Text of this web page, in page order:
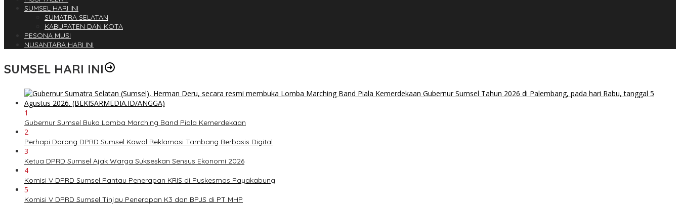
SUMSEL HARI INI
SUMATRA SELATAN
KABUPATEN DAN KOTA
PESONA MUSI
NUSANTARA HARI INI
SUMSEL HARI INI
1
Gubernur Sumsel Buka Lomba Marching Band Piala Kemerdekaan
2
Perhapi Dorong DPRD Sumsel Kawal Reklamasi Tambang Berbasis Digital
3
Ketua DPRD Sumsel Ajak Warga Sukseskan Sensus Ekonomi 2026
4
Komisi V DPRD Sumsel Pantau Penerapan KRIS di Puskesmas Payakabung
5
Komisi V DPRD Sumsel Tinjau Penerapan K3 dan BPJS di PT MHP